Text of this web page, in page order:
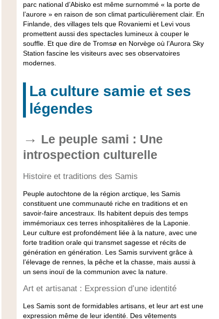
parc national d’Abisko est même surnommé « la porte de
l’aurore » en raison de son climat particulièrement clair. En
Finlande, des villages tels que Rovaniemi et Levi vous
promettent aussi des spectacles lumineux à couper le
souffle. Et que dire de Tromsø en Norvège où l’Aurora Sky
Station fascine les visiteurs avec ses observatoires
modernes.
La culture samie et ses
légendes
Le peuple sami : Une
introspection culturelle
Histoire et traditions des Samis
Peuple autochtone de la région arctique, les Samis
constituent une communauté riche en traditions et en
savoir-faire ancestraux. Ils habitent depuis des temps
immémoriaux ces terres inhospitalières de la Laponie.
Leur culture est profondément liée à la nature, avec une
forte tradition orale qui transmet sagesse et récits de
génération en génération. Les Samis survivent grâce à
l’élevage de rennes, la pêche et la chasse, mais aussi à
un sens inouï de la communion avec la nature.
Art et artisanat : Expression d’une identité
Les Samis sont de formidables artisans, et leur art est une
expression même de leur identité. Des vêtements